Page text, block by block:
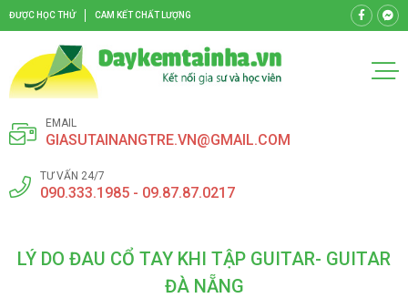
ĐƯỢC HỌC THỬ CAM KẾT CHẤT LƯỢNG
EMAIL
GIASUTAINANGTRE.VN@GMAIL.COM
TƯ VẤN 24/7
090.333.1985 - 09.87.87.0217
LÝ DO ĐAU CỔ TAY KHI TẬP GUITAR- GUITAR
ĐÀ NẴNG